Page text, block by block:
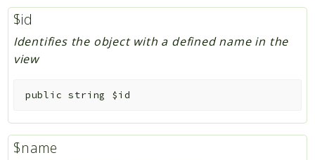
$id
Identifies the object with a defined name in the
view
public string $id
$name